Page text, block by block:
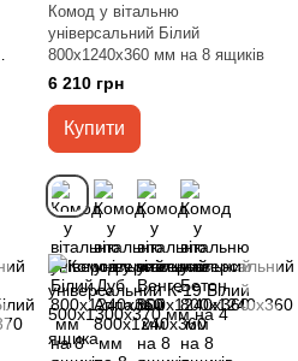
Комод у вітальню
універсальний Білий
800х1240х360 мм на 8 ящиків
6 210 грн
Купити